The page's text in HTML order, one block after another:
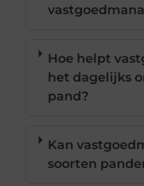
Hoe helpt
het dagelijks
pand?
Kan
soorten